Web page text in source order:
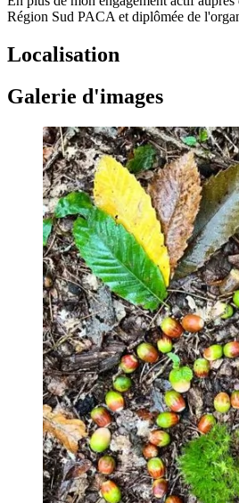
Région Sud PACA et diplômée de
Localisation
Galerie d'images